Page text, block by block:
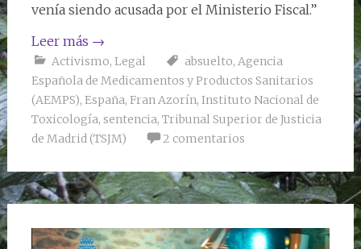
venía siendo acusada por el Ministerio Fiscal.”
Leer más →
Activismo, Legal absuelto, Agencia
Española de Medicamentos y Productos Sanitarios
(AEMPS), España, Fran Azorín, Instituto Nacional de
Toxicología, sentencia, Tribunal Superior de Justicia
de Madrid (TSJM)
2 comentarios